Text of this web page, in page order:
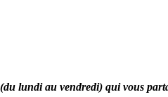
lundi au vendredi) qui vous